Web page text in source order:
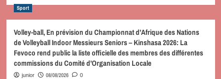
Sport
Volley-ball, En prévision du Championnat d’Afrique des Nations
de Volleyball Indoor Messieurs Seniors – Kinshasa 2026: La
Fevoco rend public la liste officielle des membres des différentes
commissions du Comité d’Organisation Locale
junior 08/08/2026 0